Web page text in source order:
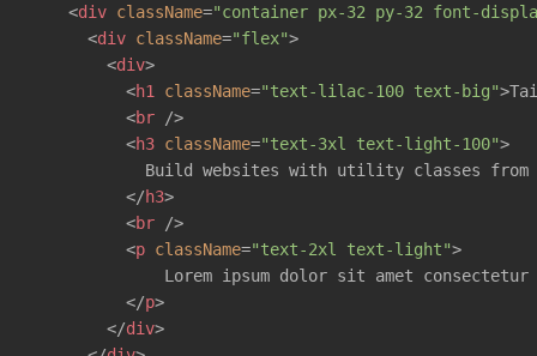
<div className="container px-32 py-32 font-
<div className="flex">
<div>
<h1 className="text-lilac-100 text-big">
<br />
<h3 className="text-3xl text-light-100">
Build websites with utility classes
</h3>
<br />
<p className="text-2xl text-light">
Lorem ipsum dolor sit amet
</p>
</div>